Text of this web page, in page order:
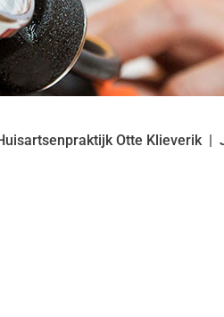
Otte Klieverik